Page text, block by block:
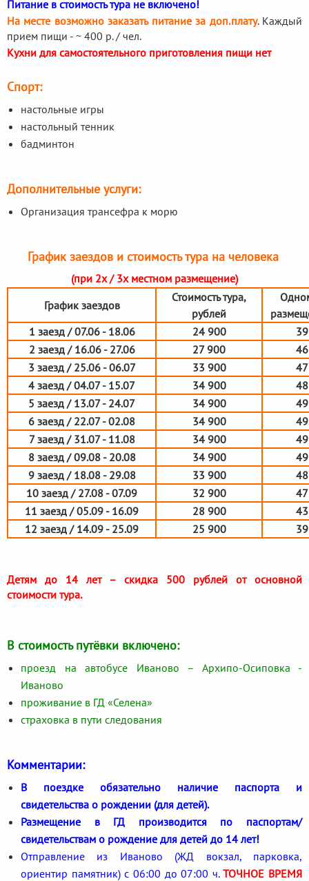
Питание в стоимость тура не включено!
На месте возможно заказать питание за доп.плату. Каждый
прием пищи - ~ 400 р. / чел.
Кухни для самостоятельного приготовления пищи нет
Спорт:
настольные игры
настольный тенник
бадминтон
Дополнительные услуги:
Организация трансефра к морю
График заездов и стоимость тура на человека
(при 2х / 3х местном размещение)
График заездов
Стоимость тура,
рублей
1 заезд / 07.06 - 18.06
24 900
2 заезд / 16.06 - 27.06
27 900
3 заезд / 25.06 - 06.07
33 900
4 заезд / 04.07 - 15.07
34 900
5 заезд / 13.07 - 24.07
34 900
6 заезд / 22.07 - 02.08
34 900
7 заезд / 31.07 - 11.08
34 900
8 заезд / 09.08 - 20.08
34 900
9 заезд / 18.08 - 29.08
33 900
10 заезд / 27.08 - 07.09
32 900
11 заезд / 05.09 - 16.09
28 900
12 заезд / 14.09 - 25.09
25 900
Детям до 14 лет – скидка 500 рублей от основной
стоимости тура.
В стоимость путёвки включено:
проезд на автобусе Иваново – Архипо-Осиповка -
Иваново
проживание в ГД «Селена»
страховка в пути следования
Комментарии:
В поездке обязательно наличие паспорта и
свидетельства о рождении (для детей).
Размещение в ГД производится по паспортам/
свидетельствам о рождение для детей до 14 лет!
Отправление из Иваново (ЖД вокзал, парковка,
ориентир памятник) с 06:00 до 07:00 ч.ТОЧНОЕ ВРЕМЯ